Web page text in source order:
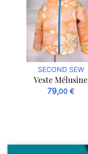
SECOND SEW
Veste Mélusine
79,00 €